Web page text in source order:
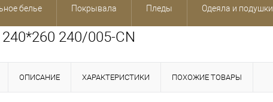
белье Покрывала Пледы Одеяла и подушки
240/005-CN
ОПИСАНИЕ ХАРАКТЕРИСТИКИ ПОХОЖИЕ ТОВАРЫ